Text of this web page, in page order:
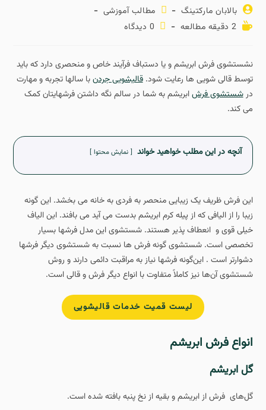
بالابان مارکتینگ
مطالب آموزشی
2 دقیقه مطالعه
0 دیدگاه
نشستشوی فرش ابریشم و یا دستباف فرآیند خاص و منحصری دارد که باید
توسط قالی شویی ها رعایت شود.قالیشویی جردنبا سالها تجربه و مهارت
درشستشوی فرشابریشم به شما در سالم نگه داشتن فرشهایتان کمک
می کند.
آنچه در این مطلب خواهید خواند نمایش محتوا
این فرش ظریف یک زیبایی منحصر به فردی به خانه می بخشد. این گونه
زیبا را از الیافی که از پیله کرم ابریشم بدست می آید می بافند. این الیاف
خیلی قوی و انعطاف پذیر هستند. شستشوی این مدل فرشها بسیار
تخصصی است. شستشوی گونه فرش ها نسبت به شستشوی دیگر فرش‎ها
دشوارتر است . این‌گونه فرش‎ها نیاز به مراقبت دائمی دارند و روش
شستشوی آن‌ها نیز کاملاً متفاوت با انواع دیگر فرش و قالی است.
لیست قمیت خدمات قالیشویی
انواعفرش ابریشم
گل ابریشم
گل‌های فرش از ابریشم و بقیه از نخ پنبه بافته شده است.